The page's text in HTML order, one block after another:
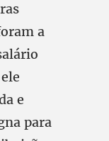
a
e
para